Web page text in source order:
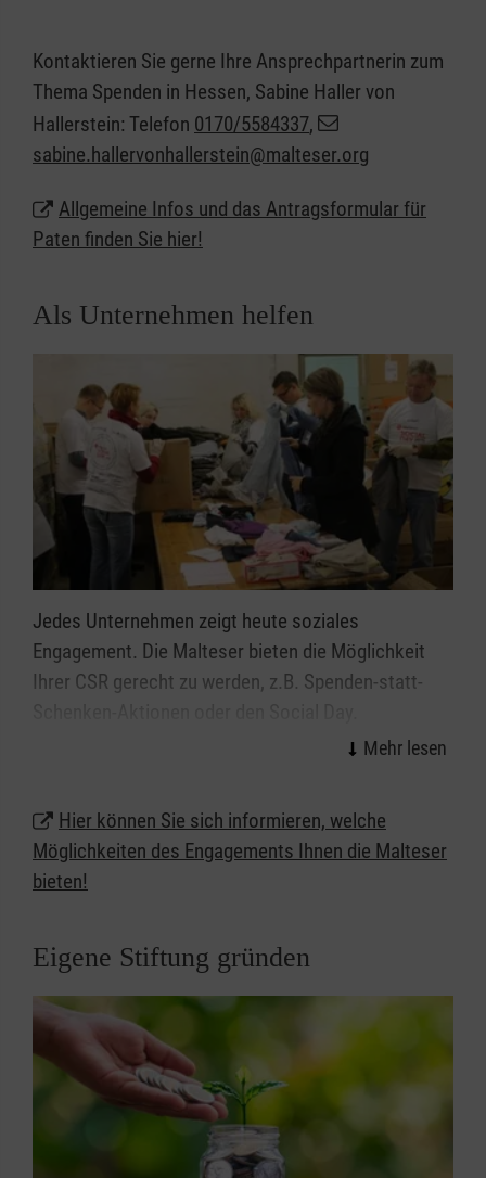
wertvolle Planbarkeit.
Kontaktieren Sie gerne Ihre Ansprechpartnerin zum
Thema Spenden in Hessen, Sabine Haller von
Hallerstein: Telefon 0170/5584337,
sabine.hallervonhallerstein@malteser.org
Allgemeine Infos und das Antragsformular für
Paten finden Sie hier!
Als Unternehmen helfen
Jedes Unternehmen zeigt heute soziales
Engagement. Die Malteser bieten die Möglichkeit
Ihrer CSR gerecht zu werden, z.B. Spenden-statt-
Hier können Sie sich informieren, welche
Möglichkeiten des Engagements Ihnen die Malteser
bieten!
Eigene Stiftung gründen